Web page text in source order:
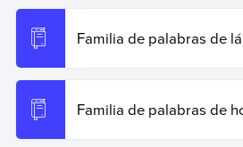
Familia de palabras de
Familia de palabras de